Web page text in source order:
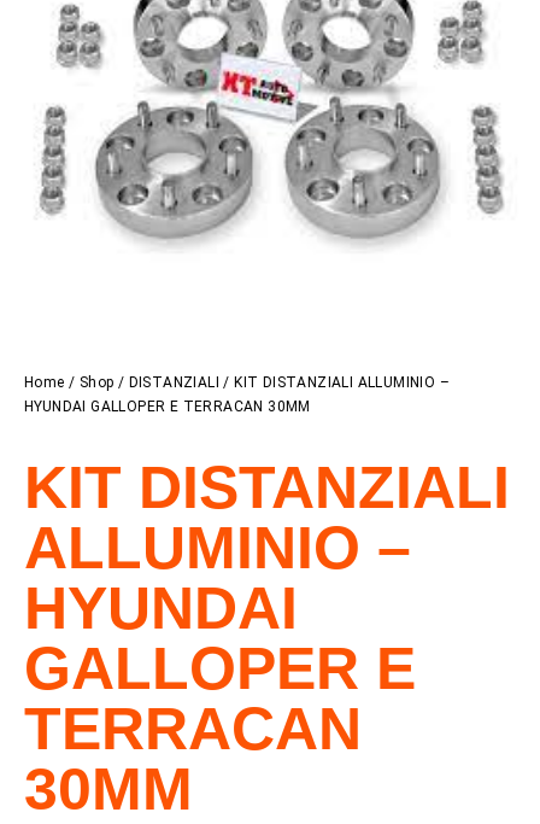
Home / Shop / DISTANZIALI / KIT DISTANZIALI ALLUMINIO –
HYUNDAI GALLOPER E TERRACAN 30MM
KIT DISTANZIALI
ALLUMINIO –
HYUNDAI
GALLOPER E
TERRACAN
30MM